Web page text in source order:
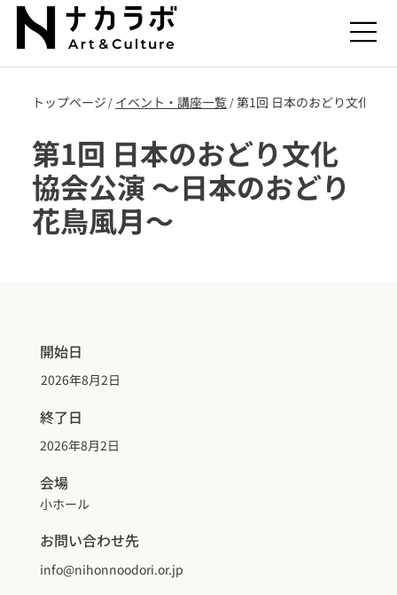
トップページ / ​イベント・講座一覧 /第1回 日本のおどり文化協
第1回 日本のおどり文化
協会公演 ～日本のおどり
花鳥風月～
開始日
2026年8月2日
終了日
2026年8月2日
会場
小ホール
お問い合わせ先
info@nihonnoodori.or.jp